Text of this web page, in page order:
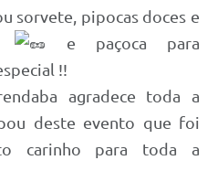
sorvete, pipocas doces e
e paçoca para
!!
agradece toda a
deste evento que foi
carinho para toda a